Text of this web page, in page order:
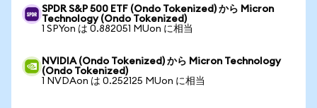
SPDR S&P 500 ETF (Ondo Tokenized) から Micron
Technology (Ondo Tokenized)
1 SPYon は 0.882051 MUon に相当
NVIDIA (Ondo Tokenized) から Micron Technology
(Ondo Tokenized)
1 NVDAon は 0.252125 MUon に相当